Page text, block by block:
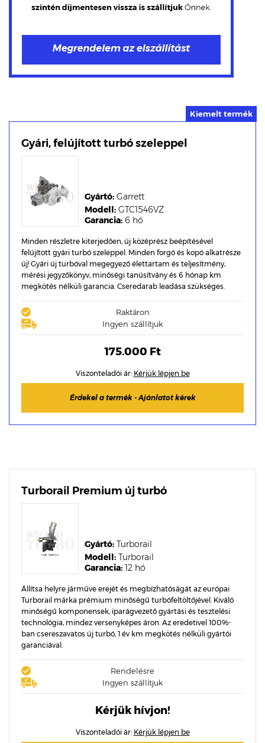
Gyári, felújított turbó szeleppel
Garancia: 6 hó
Modell: GTC1546VZ
Gyártó: Garrett
Minden részletre kiterjedően, új középrész beépítésével
felújított gyári turbó szeleppel. Minden forgó és kopó alkatrésze
új! Gyári új turbóval megegyező élettartam és teljesítmény,
mérési jegyzőkönyv, minőségi tanúsítvány és 6 hónap km
megkötés nélküli garancia. Cseredarab leadása szükséges.
Raktáron
Ingyen szállítjuk
175.000 Ft
Viszonteladói ár: Kérjük lépjen be
Érdekel a termék - Ajánlatot kérek
Turborail Premium új turbó
Garancia: 12 hó
Modell: Turborail
Gyártó: Turborail
Állítsa helyre járműve erejét és megbízhatóságát az európai
Turborail márka prémium minőségű turbófeltöltőjével. Kiváló
minőségű komponensek, iparágvezető gyártási és tesztelési
technológia, mindez versenyképes áron. Az eredetivel 100%-
ban csereszavatos új turbó, 1 év km megkötés nélküli gyártói
garanciával.
Rendelésre
Ingyen szállítjuk
Kérjük hívjon!
Viszonteladói ár: Kérjük lépjen be